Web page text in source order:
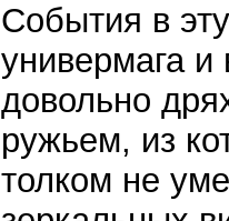
События в
универмага
довольно
ружьем, из
толком не